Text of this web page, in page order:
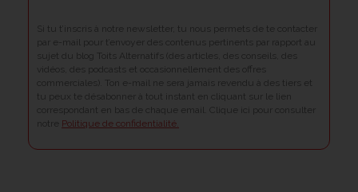
Si tu t’inscris à notre newsletter, tu nous permets de te contacter
par e-mail pour t’envoyer des contenus pertinents par rapport au
sujet du blog Toits Alternatifs (des articles, des conseils, des
vidéos, des podcasts et occasionnellement des offres
commerciales). Ton e-mail ne sera jamais revendu à des tiers et
tu peux te désabonner à tout instant en cliquant sur le lien
correspondant en bas de chaque email. Clique ici pour consulter
notre Politique de confidentialité.